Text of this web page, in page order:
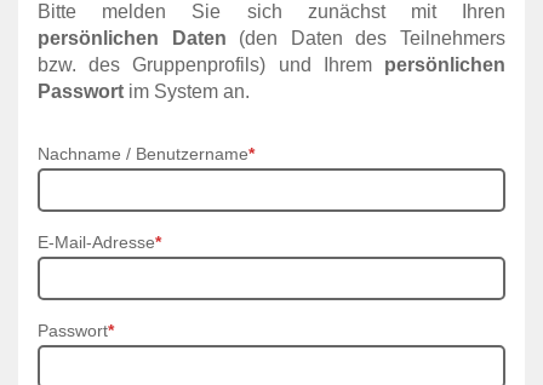
Bitte melden Sie sich zunächst mit Ihren
persönlichen Daten (den Daten des Teilnehmers
bzw. des Gruppenprofils) und Ihrem persönlichen
Passwort im System an.
Nachname / Benutzername*
E-Mail-Adresse*
Passwort*